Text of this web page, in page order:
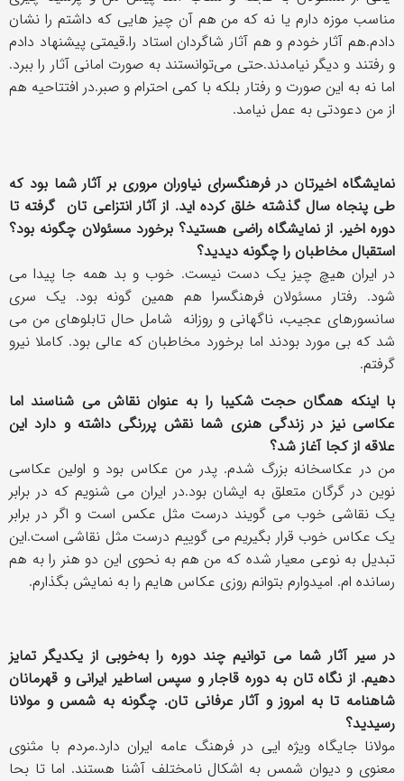
مناسب موزه دارم یا نه که من هم آن چیز هایی که داشتم را نشان
دادم.هم آثار خودم و هم آثار شاگردان استاد را.قیمتی پیشنهاد دادم
و رفتند و دیگر نیامدند.حتی می‌توانستند به صورت امانی آثار را ببرد.
اما نه به این صورت و رفتار بلکه با کمی احترام و صبر.در افتتاحیه هم
از من دعودتی به عمل نیامد.
نمایشگاه اخیرتان در فرهنگسرای نیاوران مروری بر آثار شما بود که
طی پنجاه سال گذشته خلق کرده اید. از آثار انتزاعی تان گرفته تا
دوره اخیر. از نمایشگاه راضی هستید؟ برخورد مسئولان چگونه بود؟
استقبال مخاطبان را چگونه دیدید؟
در ایران هیچ چیز یک دست نیست. خوب و بد همه جا پیدا می
شود. رفتار مسئولان فرهنگسرا هم همین گونه بود. یک سری
سانسورهای عجیب، ناگهانی و روزانه شامل حال تابلوهای من می
شد که بی مورد بودند اما برخورد مخاطبان که عالی بود. کاملا نیرو
گرفتم.
با اینکه همگان حجت شکیبا را به عنوان نقاش می شناسند اما
عکاسی نیز در زندگی هنری شما نقش پررنگی داشته و دارد این
علاقه از کجا آغاز شد؟
من در عکاسخانه بزرگ شدم. پدر من عکاس بود و اولین عکاسی
نوین در گرگان متعلق به ایشان بود.در ایران می شنویم که در برابر
یک نقاشی خوب می گویند درست مثل عکس است و اگر در برابر
یک عکاس خوب قرار بگیریم می گوییم درست مثل نقاشی است.این
تبدیل به نوعی معیار شده که من هم به نحوی این دو هنر را به هم
رسانده ام. امیدوارم بتوانم روزی عکاس هایم را به نمایش بگذارم.
در سیر آثار شما می توانیم چند دوره را به‌خوبی از یکدیگر تمایز
دهیم. از نگاه تان به دوره قاجار و سپس اساطیر ایرانی و قهرمانان
شاهنامه تا به امروز و آثار عرفانی تان. چگونه به شمس و مولانا
رسیدید؟
مولانا جایگاه ویژه ایی در فرهنگ عامه ایران دارد.مردم با مثنوی
معنوی و دیوان شمس به اشکال نامختلف آشنا هستند. اما تا بحا